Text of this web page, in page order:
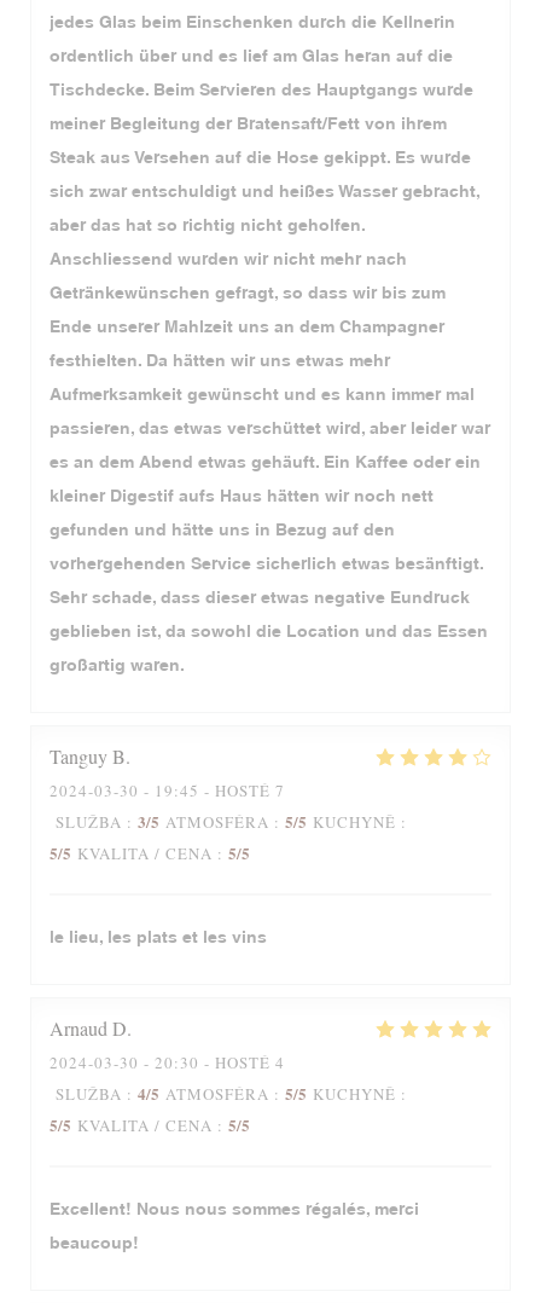
jedes Glas beim Einschenken durch die Kellnerin
ordentlich über und es lief am Glas heran auf die
Tischdecke. Beim Servieren des Hauptgangs wurde
meiner Begleitung der Bratensaft/Fett von ihrem
Steak aus Versehen auf die Hose gekippt. Es wurde
sich zwar entschuldigt und heißes Wasser gebracht,
aber das hat so richtig nicht geholfen.
Anschliessend wurden wir nicht mehr nach
Getränkewünschen gefragt, so dass wir bis zum
Ende unserer Mahlzeit uns an dem Champagner
festhielten. Da hätten wir uns etwas mehr
Aufmerksamkeit gewünscht und es kann immer mal
passieren, das etwas verschüttet wird, aber leider war
es an dem Abend etwas gehäuft. Ein Kaffee oder ein
kleiner Digestif aufs Haus hätten wir noch nett
gefunden und hätte uns in Bezug auf den
vorhergehenden Service sicherlich etwas besänftigt.
Sehr schade, dass dieser etwas negative Eundruck
geblieben ist, da sowohl die Location und das Essen
großartig waren.
TanguyB
2024-03-30 - 19:45 - HOSTÉ 7
SLUŽBA : 3/5 ATMOSFÉRA : 5/5 KUCHYNĚ :
5/5 KVALITA / CENA : 5/5
le lieu, les plats et les vins
ArnaudD
2024-03-30 - 20:30 - HOSTÉ 4
SLUŽBA : 4/5 ATMOSFÉRA : 5/5 KUCHYNĚ :
5/5 KVALITA / CENA : 5/5
Excellent! Nous nous sommes régalés, merci
beaucoup!